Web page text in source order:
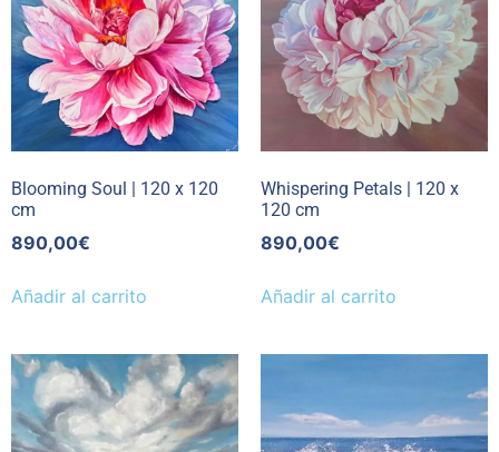
Blooming Soul | 120 x 120
cm
890,00€
Añadir al carrito
Whispering Petals | 120 x
120 cm
890,00€
Añadir al carrito